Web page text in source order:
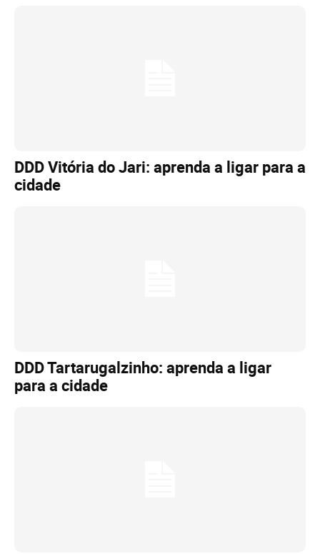
DDD Vitória do Jari: aprenda a ligar para a
cidade
DDD Tartarugalzinho: aprenda a ligar
para a cidade